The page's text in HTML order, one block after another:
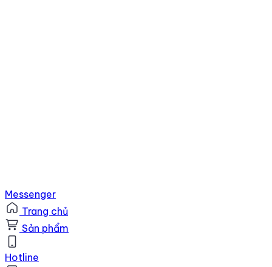
Messenger
Trang chủ
Sản phẩm
Hotline